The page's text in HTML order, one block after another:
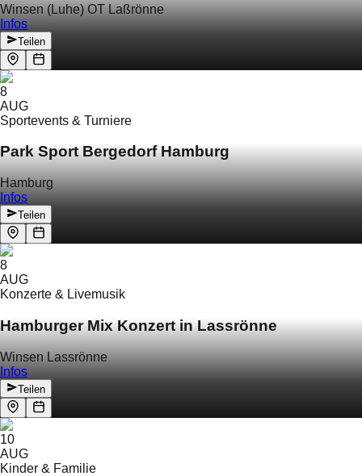
Winsen (Luhe) OT Laßrönne
Infos
Teilen
8
AUG
Sportevents & Turniere
Park Sport Bergedorf Hamburg
Hamburg
Infos
Teilen
8
AUG
Konzerte & Livemusik
Hamburger Mix Konzert in Lassrönne
Winsen Lassrönne
Infos
Teilen
10
AUG
Kinder & Familie